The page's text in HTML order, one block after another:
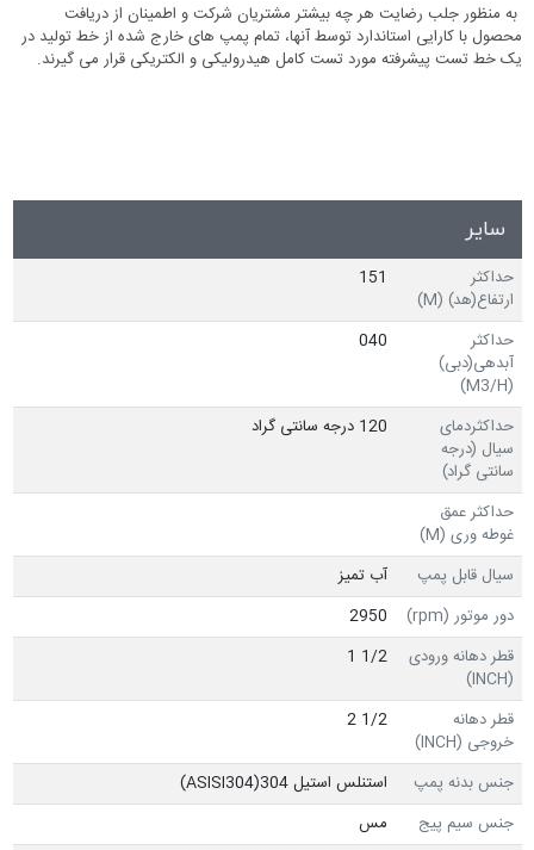
به منظور جلب رضایت هر چه بیشتر مشتریان شرکت و اطمینان از دریافت
محصول با کارایی استاندارد توسط آنها، تمام پمپ های خارج شده از خط تولید در
یک خط تست پیشرفته مورد تست کامل هیدرولیکی و الکتریکی قرار می گیرند.
سایر
حداکثر
ارتفاع(هد) (M)
151
حداکثر
آبدهی(دبی)
(M3/H)
040
حداکثردمای
سیال (درجه
سانتی گراد)
120 درجه سانتی گراد
حداکثر عمق
غوطه وری (M)
سیال قابل پمپ
آب تمیز
دور موتور (rpm)
2950
قطر دهانه ورودی
(INCH)
1/2 1
قطر دهانه
خروجی (INCH)
1/2 2
جنس بدنه پمپ
استنلس استیل ASISI304)304)
جنس سیم پیج
مس